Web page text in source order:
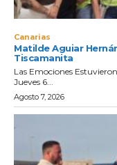
Canarias
Matilde Aguiar
Tiscamanita
Las Emociones
Jueves 6...
Agosto 7, 2026